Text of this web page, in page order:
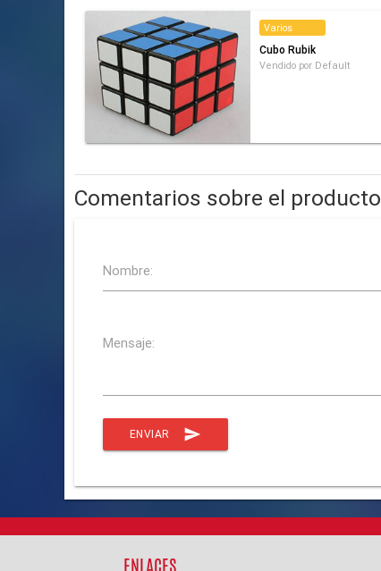
Varios
Cubo Rubik
Vendido por Default
Comentarios sobre el producto
Nombre:
Mensaje:
send
ENVIAR